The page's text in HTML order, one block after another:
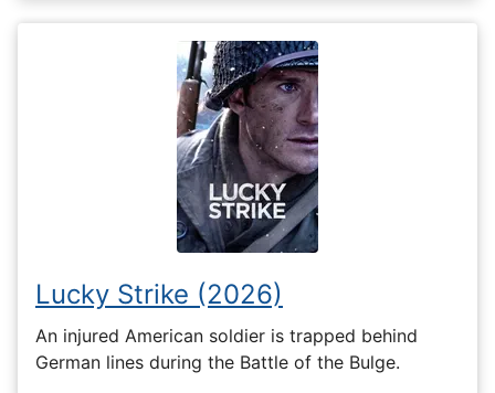
Lucky Strike (2026)
An injured American soldier is trapped behind
German lines during the Battle of the Bulge.